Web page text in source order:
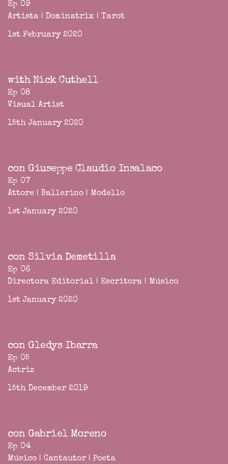
Ep 09
Artista | Dominatrix | Tarot
1st February 2020
with Nick Cuthell
Ep 08
Visual Artist
15th January 2020
con Giuseppe Claudio Insalaco
Ep 07
Attore | Ballerino | Modello
1st January 2020
con Silvia Demetilla
Ep 06
Directora Editorial | Escritora | Músico
1st January 2020
con Gledys Ibarra
Ep 05
Actriz
15th December 2019
con Gabriel Moreno
Ep 04
Músico | Cantautor | Poeta